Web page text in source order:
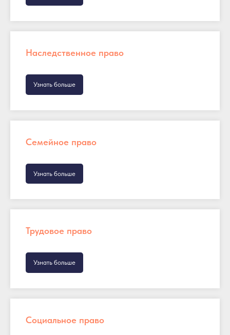
Наследственное право
Узнать больше
Семейное право
Узнать больше
Трудовое право
Узнать больше
Социальное право